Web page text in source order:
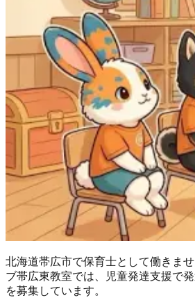
北海道帯広市で保育士として働きま
ブ帯広東教室では、児童発達支援で
を募集しています。